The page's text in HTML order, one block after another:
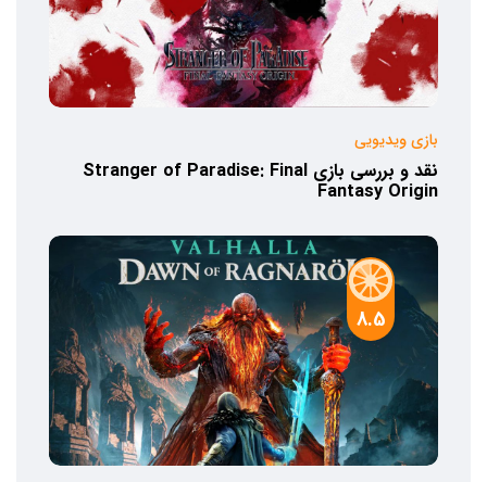
بازی ویدیویی
نقد و بررسی بازی Stranger of Paradise: Final
Fantasy Origin
8.5